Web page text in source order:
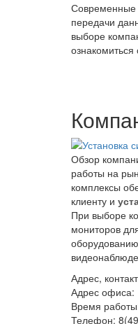
Современные
передачи
выборе
Обзор
работы на
комплексы
клиенту и
При выборе
мониторов
Адрес,
Адрес офиса:
Время
Телефон: